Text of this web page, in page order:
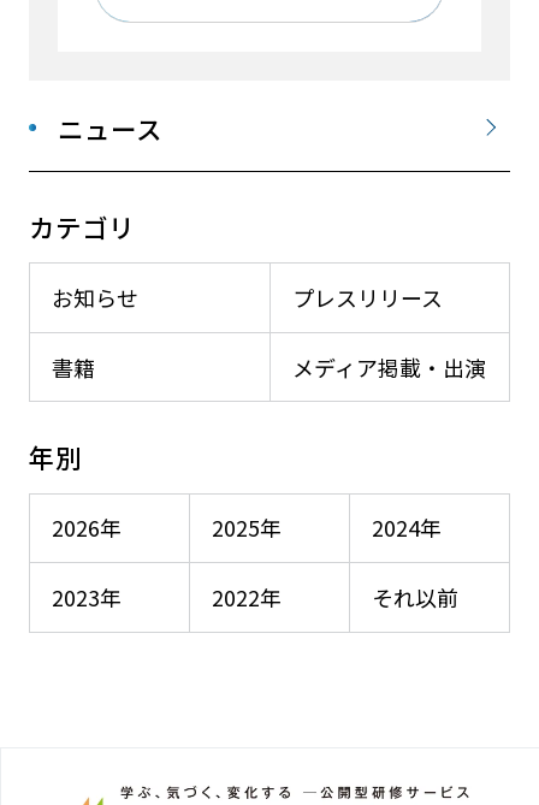
ニュース
カテゴリ
お知らせ プレスリリース
メディア掲載・出演
書籍
年別
2026年 2025年 2024年
2023年 2022年 それ以前